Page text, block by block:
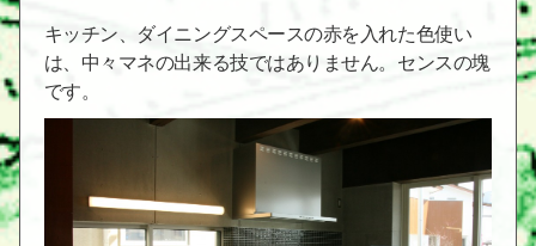
キッチン、ダイニングスペースの赤を入れた色使い
は、中々マネの出来る技ではありません。センスの塊
です。